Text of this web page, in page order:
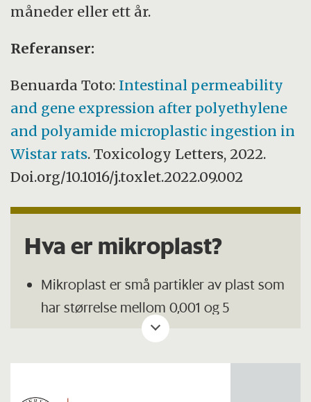
måneder eller ett år.
Referanser:
Benuarda Toto: Intestinal permeability
and gene expression after polyethylene
and polyamide microplastic ingestion in
Wistar rats. Toxicology Letters, 2022.
Doi.org/10.1016/j.toxlet.2022.09.002
Hva er mikroplast?
Mikroplast er små partikler av plast som
har størrelse mellom 0,001 og 5
millimeter. Mikrofiber er en undergruppe